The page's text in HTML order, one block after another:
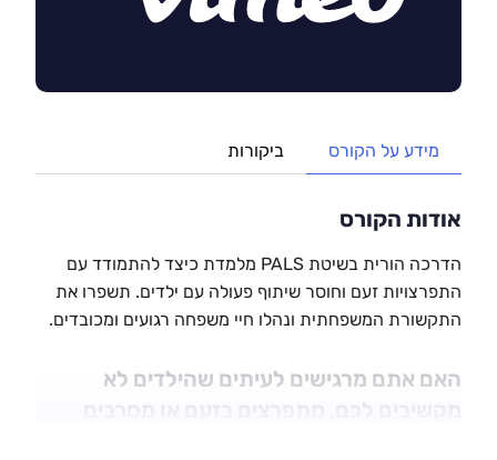
מידע על הקורס ביקורות
אודות הקורס
הדרכה הורית בשיטת PALS מלמדת כיצד להתמודד עם
התפרצויות זעם וחוסר שיתוף פעולה עם ילדים. תשפרו את
התקשורת המשפחתית ונהלו חיי משפחה רגועים ומכובדים.
האם אתם מרגישים לעיתים שהילדים לא